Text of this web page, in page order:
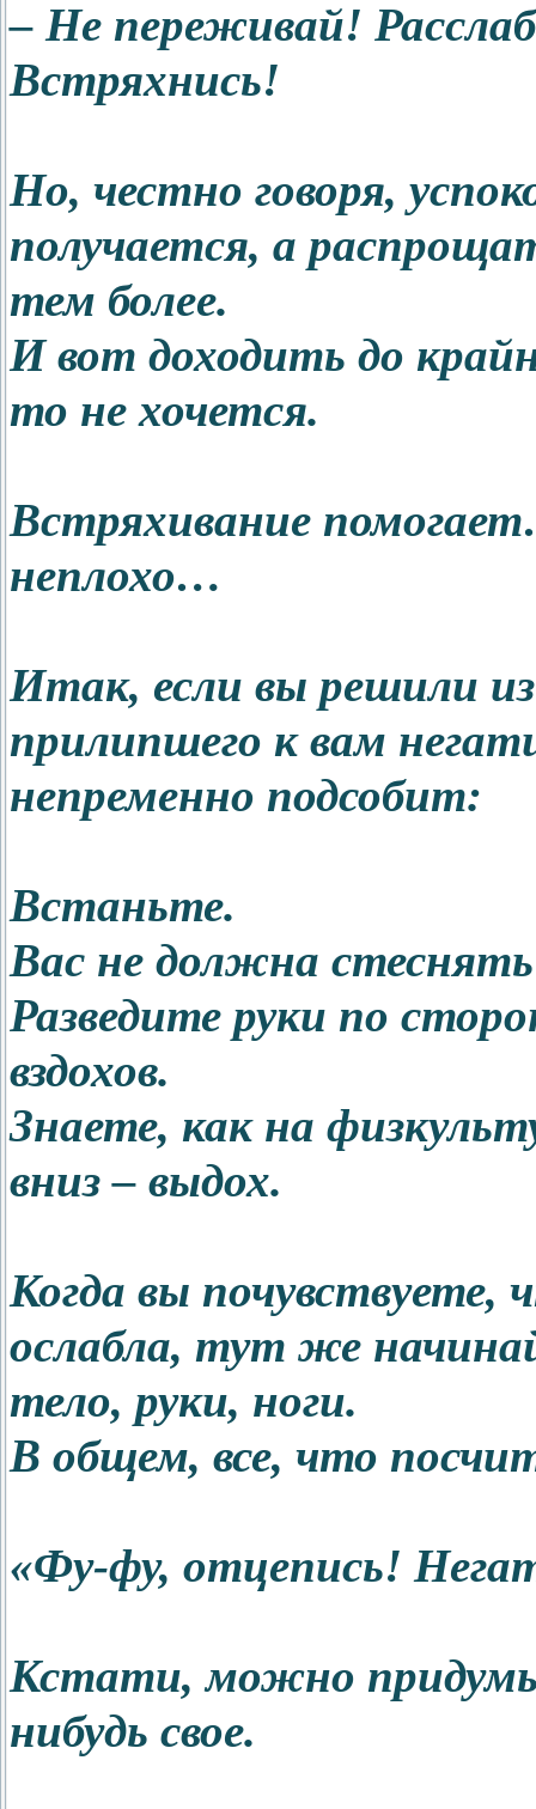
– Не переживай!
Встряхнись!
Но, честно говоря,
получается, а
тем более.
И вот доходить до
то не хочется.
Встряхивание
неплохо…
Итак, если вы решили
прилипшего к вам
непременно подсобит:
Встаньте.
Вас не должна
Разведите руки по
вздохов.
Знаете, как на
вниз – выдох.
Когда вы почувствуете,
ослабла, тут же
тело, руки, ноги.
В общем, все, что
«Фу-фу, отцепись!
Кстати, можно
нибудь свое.